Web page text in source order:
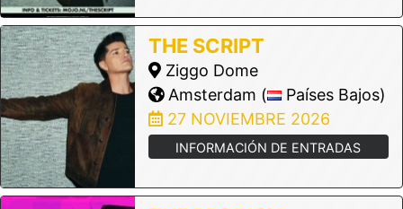
THE SCRIPT
Ziggo Dome
Amsterdam (
Países Bajos)
27 NOVIEMBRE 2026
INFORMACIÓN DE ENTRADAS